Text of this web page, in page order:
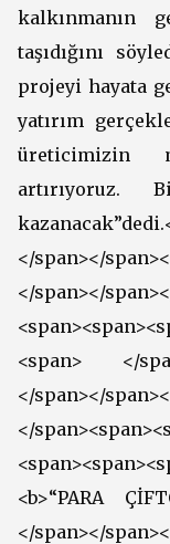
kalkınmanın
taşıdığını
projeyi hayata
yatırım
üreticimizin
artırıyoruz.
</span></
</span></
<span> </
</span></
</
<b>“PARA
</span></